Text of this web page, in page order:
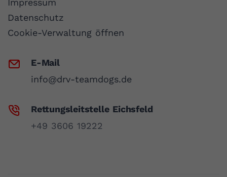
Impressum
Datenschutz
Cookie-Verwaltung öffnen
E-Mail
info@drv-teamdogs.de
Rettungsleitstelle Eichsfeld
+49 3606 19222